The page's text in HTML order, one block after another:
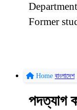
Former
Home বাংলাদেশ
পদত্যাগ